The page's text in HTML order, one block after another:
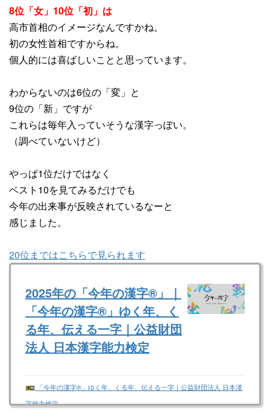
8位「女」10位「初」は
高市首相のイメージなんですかね。
初の女性首相ですからね。
個人的には喜ばしいことと思っています。
わからないのは6位の「変」と
9位の「新」ですが
これらは毎年入っていそうな漢字っぽい。
（調べていないけど）
やっぱ1位だけではなく
ベスト10を見てみるだけでも
今年の出来事が反映されているなーと
感じました。
20位まではこちらで見られます
2025年の「今年の漢字®」｜
「今年の漢字®」ゆく年、く
る年、伝える一字｜公益財団
法人 日本漢字能力検定
「今年の漢字®」ゆく年、くる年、伝える一字｜公益財団法人 日本漢
字能力検定